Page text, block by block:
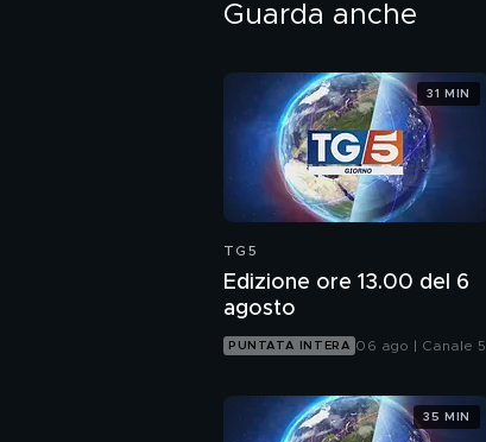
Guarda anche
TG5
Edizione ore 13.00 del 6
agosto
PUNTATA INTERA 06 ago | Canale 5
31 MIN
35 MIN